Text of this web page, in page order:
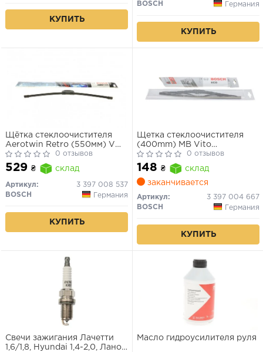
КУПИТЬ
BOSCH Германия
КУПИТЬ
Щётка стеклоочистителя
Aerotwin Retro (550мм) VW
Golf, Passat, Audi A4, A6
0 отзывов
529 ₴ склад
Артикул:
3 397 008 537
BOSCH
Германия
КУПИТЬ
Щетка стеклоочистителя
(400mm) MB Vito
(W639)/Opel combo/VW
Golf II/III 70- (Eco)
0 отзывов
148 ₴
склад
заканчивается
Артикул:
3 397 004 667
BOSCH
Германия
КУПИТЬ
Свечи зажигания Лачетти
1,6/1,8, Hyundai 1,4-2,0, Ланос
Масло гидроусилителя руля